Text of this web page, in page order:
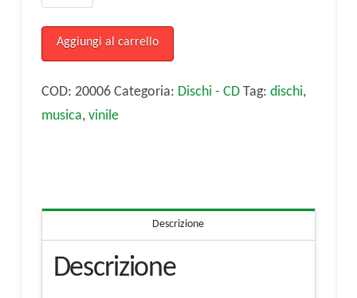
2
LP
quantità
Aggiungi al carrello
COD: 20006 Categoria: Dischi - CD Tag: dischi,
musica, vinile
Descrizione
Descrizione